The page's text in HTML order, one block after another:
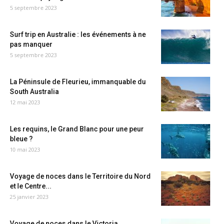
5 septembre 2023
Surf trip en Australie : les événements à ne
pas manquer
5 septembre 2023
La Péninsule de Fleurieu, immanquable du
South Australia
12 mai 2023
Les requins, le Grand Blanc pour une peur
bleue ?
10 mai 2023
Voyage de noces dans le Territoire du Nord
et le Centre...
25 janvier 2023